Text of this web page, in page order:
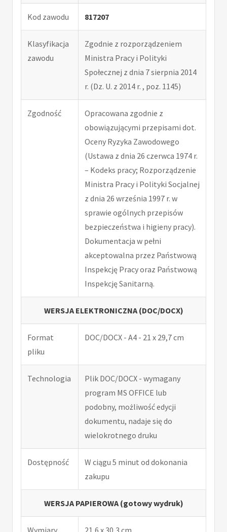
Kod zawodu 817207
Klasyfikacja
zawodu
Zgodnie z rozporządzeniem
Ministra Pracy i Polityki
Społecznej z dnia 7 sierpnia 2014
r. (Dz. U. z 2014 r. , poz. 1145)
Zgodność
Opracowana zgodnie z
obowiązującymi przepisami dot.
Oceny Ryzyka Zawodowego
(Ustawa z dnia 26 czerwca 1974 r.
– Kodeks pracy; Rozporządzenie
Ministra Pracy i Polityki Socjalnej
z dnia 26 września 1997 r. w
sprawie ogólnych przepisów
bezpieczeństwa i higieny pracy).
Dokumentacja w pełni
akceptowalna przez Państwową
Inspekcję Pracy oraz Państwową
Inspekcję Sanitarną.
WERSJA ELEKTRONICZNA (DOC/DOCX)
Format
pliku
DOC/DOCX - A4 - 21 x 29,7 cm
Technologia
Plik DOC/DOCX - wymagany
program MS OFFICE lub
podobny, możliwość edycji
dokumentu, nadaje się do
wielokrotnego druku
Dostępność
W ciągu 5 minut od dokonania
zakupu
WERSJA PAPIEROWA (gotowy wydruk)
Wymiary 21,6 x 30,3 cm